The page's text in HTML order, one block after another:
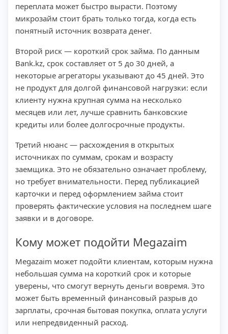
переплата может быстро вырасти. Поэтому
микрозайм стоит брать только тогда, когда есть
понятный источник возврата денег.
Второй риск — короткий срок займа. По данным
Bank.kz, срок составляет от 5 до 30 дней, а
некоторые агрегаторы указывают до 45 дней. Это
не продукт для долгой финансовой нагрузки: если
клиенту нужна крупная сумма на несколько
месяцев или лет, лучше сравнить банковские
кредиты или более долгосрочные продукты.
Третий нюанс — расхождения в открытых
источниках по суммам, срокам и возрасту
заемщика. Это не обязательно означает проблему,
но требует внимательности. Перед публикацией
карточки и перед оформлением займа стоит
проверять фактические условия на последнем шаге
заявки и в договоре.
Кому может подойти Megazaim
Megazaim может подойти клиентам, которым нужна
небольшая сумма на короткий срок и которые
уверены, что смогут вернуть деньги вовремя. Это
может быть временный финансовый разрыв до
зарплаты, срочная бытовая покупка, оплата услуги
или непредвиденный расход.